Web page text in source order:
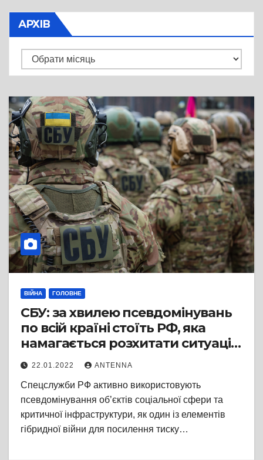
АРХІВ
Архів
ВІЙНА ГОЛОВНЕ
СБУ: за хвилею псевдомінувань
по всій країні стоїть РФ, яка
намагається розхитати ситуацію
в Україні зсередини
22.01.2022 ANTENNA
Спецслужби РФ активно використовують
псевдомінування об’єктів соціальної сфери та
критичної інфраструктури, як один із елементів
гібридної війни для посилення тиску…